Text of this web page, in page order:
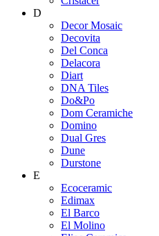
D
Decor Mosaic
Decovita
Del Conca
Delacora
Diart
DNA Tiles
Do&Po
Dom Ceramiche
Domino
Dual Gres
Dune
Durstone
E
Ecoceramic
Edimax
El Barco
El Molino